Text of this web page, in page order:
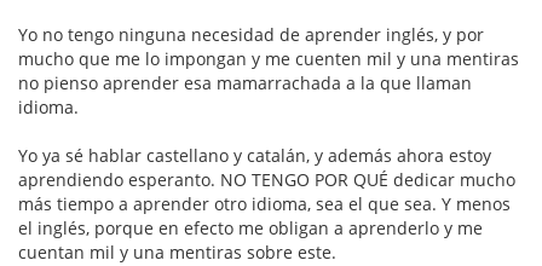
Yo no tengo ninguna necesidad de aprender inglés, y por
mucho que me lo impongan y me cuenten mil y una mentiras
no pienso aprender esa mamarrachada a la que llaman
idioma.
Yo ya sé hablar castellano y catalán, y además ahora estoy
aprendiendo esperanto. NO TENGO POR QUÉ dedicar mucho
más tiempo a aprender otro idioma, sea el que sea. Y menos
el inglés, porque en efecto me obligan a aprenderlo y me
cuentan mil y una mentiras sobre este.